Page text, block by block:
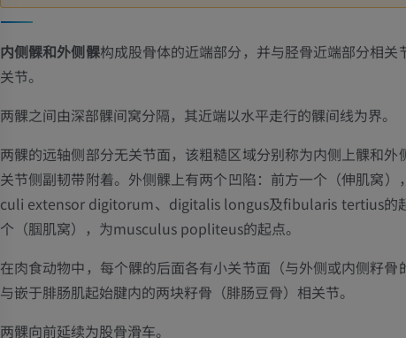
内侧髁和外侧髁构成股骨体的近端部分，并与胫骨近端部分相关
关节。
两髁之间由深部髁间窝分隔，其近端以水平走行的髁间线为界。
两髁的远轴侧部分无关节面，该粗糙区域分别称为内侧上髁和外
关节侧副韧带附着。外侧髁上有两个凹陷：前方一个（伸肌窝）
culi extensor digitorum、digitalis longus及fibularis tertius的
个（腘肌窝），为musculus popliteus的起点。
在肉食动物中，每个髁的后面各有小关节面（与外侧或内侧籽骨
与嵌于腓肠肌起始腱内的两块籽骨（腓肠豆骨）相关节。
两髁向前延续为股骨滑车。